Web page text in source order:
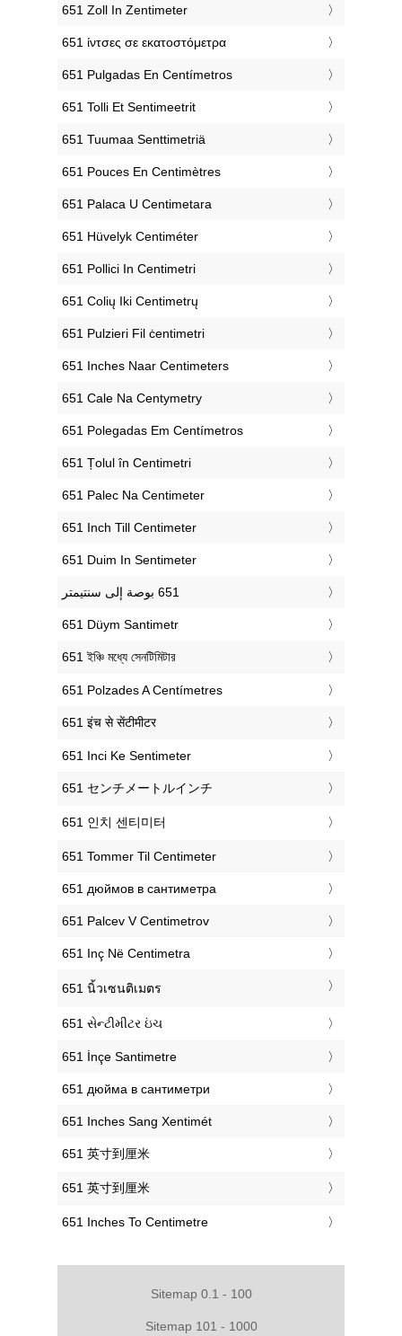
‎651 Zoll In Zentimeter
‎651 ίντσες σε εκατοστόμετρα
‎651 Pulgadas En Centímetros
‎651 Tolli Et Sentimeetrit
‎651 Tuumaa Senttimetriä
‎651 Pouces En Centimètres
‎651 Palaca U Centimetara
‎651 Hüvelyk Centiméter
‎651 Pollici In Centimetri
‎651 Colių Iki Centimetrų
‎651 Pulzieri Fil ċentimetri
‎651 Inches Naar Centimeters
‎651 Cale Na Centymetry
‎651 Polegadas Em Centímetros
‎651 Țolul în Centimetri
‎651 Palec Na Centimeter
‎651 Inch Till Centimeter
‎651 Duim In Sentimeter
‎651 Düym Santimetr
‎651 ইঞ্চি মধ্যে সেনটিমিটার
‎651 Polzades A Centímetres
‎651 इंच से सेंटीमीटर
‎651 Inci Ke Sentimeter
‎651 センチメートルインチ
‎651 인치 센티미터
‎651 Tommer Til Centimeter
‎651 дюймов в сантиметра
‎651 Palcev V Centimetrov
‎651 Inç Në Centimetra
‎651 นิ้วเซนติเมตร
‎651 સેન્ટીમીટર ઇંચ
‎651 İnçe Santimetre
‎651 дюйма в сантиметри
‎651 Inches Sang Xentimét
‎651 英寸到厘米
‎651 英寸到厘米
‎651 Inches To Centimetre
Sitemap 0.1 - 100
Sitemap 101 - 1000